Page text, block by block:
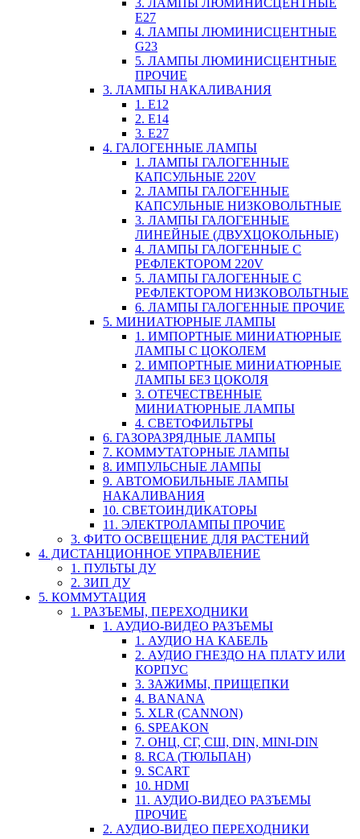
3. ЛАМПЫ ЛЮМИНИСЦЕНТНЫЕ
E27
4. ЛАМПЫ ЛЮМИНИСЦЕНТНЫЕ
G23
5. ЛАМПЫ ЛЮМИНИСЦЕНТНЫЕ
ПРОЧИЕ
3. ЛАМПЫ НАКАЛИВАНИЯ
1. E12
2. Е14
3. Е27
4. ГАЛОГЕННЫЕ ЛАМПЫ
1. ЛАМПЫ ГАЛОГЕННЫЕ
КАПСУЛЬНЫЕ 220V
2. ЛАМПЫ ГАЛОГЕННЫЕ
КАПСУЛЬНЫЕ НИЗКОВОЛЬТНЫЕ
3. ЛАМПЫ ГАЛОГЕННЫЕ
ЛИНЕЙНЫЕ (ДВУХЦОКОЛЬНЫЕ)
4. ЛАМПЫ ГАЛОГЕННЫЕ С
РЕФЛЕКТОРОМ 220V
5. ЛАМПЫ ГАЛОГЕННЫЕ С
РЕФЛЕКТОРОМ НИЗКОВОЛЬТНЫЕ
6. ЛАМПЫ ГАЛОГЕННЫЕ ПРОЧИЕ
5. МИНИАТЮРНЫЕ ЛАМПЫ
1. ИМПОРТНЫЕ МИНИАТЮРНЫЕ
ЛАМПЫ С ЦОКОЛЕМ
2. ИМПОРТНЫЕ МИНИАТЮРНЫЕ
ЛАМПЫ БЕЗ ЦОКОЛЯ
3. ОТЕЧЕСТВЕННЫЕ
МИНИАТЮРНЫЕ ЛАМПЫ
4. СВЕТОФИЛЬТРЫ
6. ГАЗОРАЗРЯДНЫЕ ЛАМПЫ
7. КОММУТАТОРНЫЕ ЛАМПЫ
8. ИМПУЛЬСНЫЕ ЛАМПЫ
9. АВТОМОБИЛЬНЫЕ ЛАМПЫ
НАКАЛИВАНИЯ
10. СВЕТОИНДИКАТОРЫ
11. ЭЛЕКТРОЛАМПЫ ПРОЧИЕ
3. ФИТО ОСВЕЩЕНИЕ ДЛЯ РАСТЕНИЙ
4. ДИСТАНЦИОННОЕ УПРАВЛЕНИЕ
1. ПУЛЬТЫ ДУ
2. ЗИП ДУ
5. КОММУТАЦИЯ
1. РАЗЪЕМЫ, ПЕРЕХОДНИКИ
1. АУДИО-ВИДЕО РАЗЪЕМЫ
1. АУДИО НА КАБЕЛЬ
2. АУДИО ГНЕЗДО НА ПЛАТУ ИЛИ
КОРПУС
3. ЗАЖИМЫ, ПРИЩЕПКИ
4. BANANA
5. XLR (CANNON)
6. SPEAKON
7. ОНЦ, СГ, СШ, DIN, MINI-DIN
8. RCA (ТЮЛЬПАН)
9. SCART
10. HDMI
11. АУДИО-ВИДЕО РАЗЪЕМЫ
ПРОЧИЕ
2. АУДИО-ВИДЕО ПЕРЕХОДНИКИ